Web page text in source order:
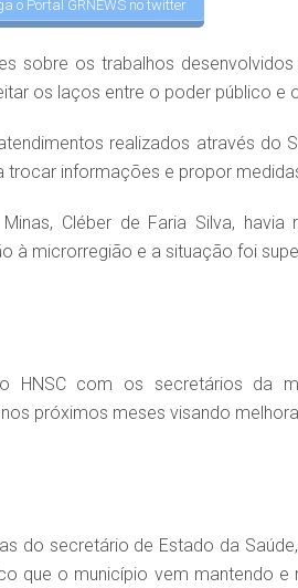
o Portal GRNEWS no twitter
sobre os trabalhos
os laços entre o poder público e o
realizados através do
informações e propor
Cléber de Faria Silva, havia
à microrregião e a situação foi
HNSC com os secretários da
próximos meses visando
do secretário de Estado da
que o município vem mantendo e